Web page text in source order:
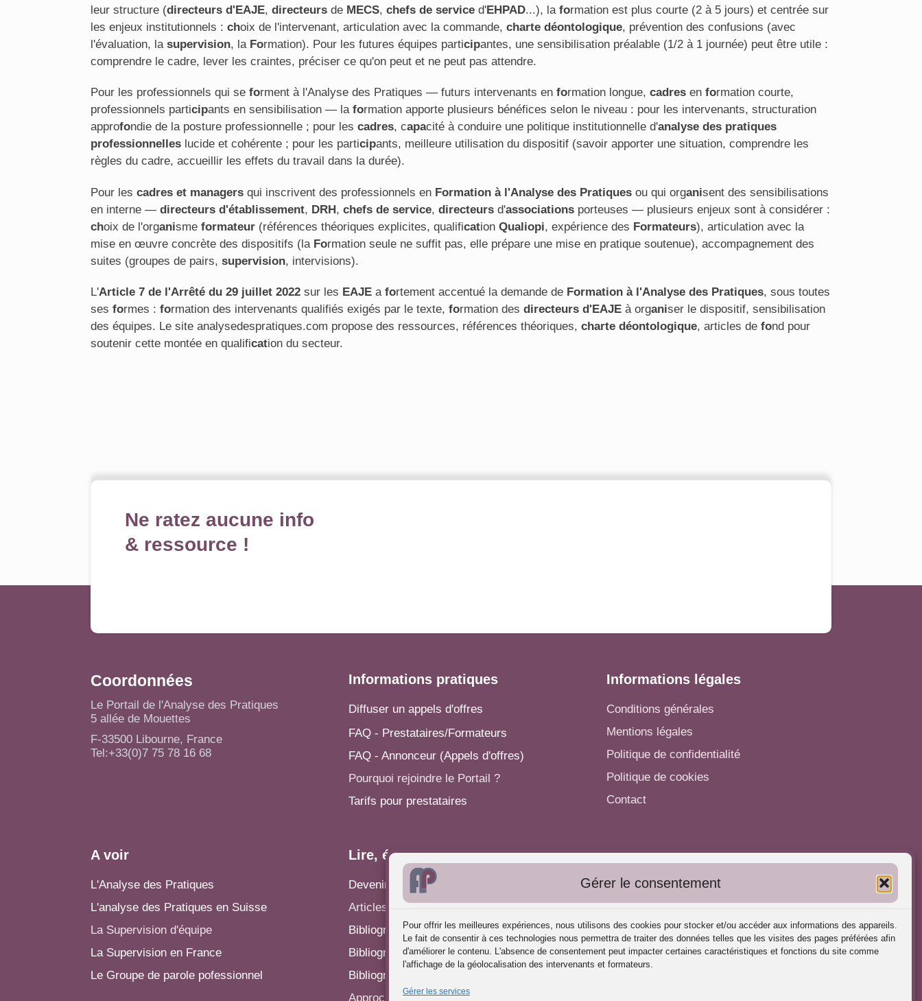
Gérer le consentement
Pour offrir les meilleures expériences, nous utilisons des cookies pour stocker et/ou accéder aux informations des appareils.
Le fait de consentir à ces technologies nous permettra de traiter des données telles que les visites des pages préférées afin
d'améliorer le contenu. L'absence de consentement peut impacter certaines caractéristiques et fonctions du site comme
l'affichage de la géolocalisation des intervenants et formateurs.
Gérer les services
leur structure (directeurs d'EAJE, directeurs de MECS, chefs de service d'EHPAD...), la formation est plus courte (2 à 5 jours) et centrée sur
les enjeux institutionnels : choix de l'intervenant, articulation avec la commande, charte déontologique, prévention des confusions (avec
l'évaluation, la supervision, la Formation). Pour les futures équipes participantes, une sensibilisation préalable (1/2 à 1 journée) peut être utile :
comprendre le cadre, lever les craintes, préciser ce qu'on peut et ne peut pas attendre.
Pour les professionnels qui se forment à l'Analyse des Pratiques — futurs intervenants en formation longue, cadres en formation courte,
professionnels participants en sensibilisation — la formation apporte plusieurs bénéfices selon le niveau : pour les intervenants, structuration
approfondie de la posture professionnelle ; pour les cadres, capacité à conduire une politique institutionnelle d'analyse des pratiques
professionnelles lucide et cohérente ; pour les participants, meilleure utilisation du dispositif (savoir apporter une situation, comprendre les
règles du cadre, accueillir les effets du travail dans la durée).
Pour les cadres et managers qui inscrivent des professionnels en Formation à l'Analyse des Pratiques ou qui organisent des sensibilisations
en interne — directeurs d'établissement, DRH, chefs de service, directeurs d'associations porteuses — plusieurs enjeux sont à considérer :
choix de l'organisme formateur (références théoriques explicites, qualification Qualiopi, expérience des Formateurs), articulation avec la
mise en œuvre concrète des dispositifs (la Formation seule ne suffit pas, elle prépare une mise en pratique soutenue), accompagnement des
suites (groupes de pairs, supervision, intervisions).
L'Article 7 de l'Arrêté du 29 juillet 2022 sur les EAJE a fortement accentué la demande de Formation à l'Analyse des Pratiques, sous toutes
ses formes : formation des intervenants qualifiés exigés par le texte, formation des directeurs d'EAJE à organiser le dispositif, sensibilisation
des équipes. Le site analysedespratiques.com propose des ressources, références théoriques, charte déontologique, articles de fond pour
soutenir cette montée en qualification du secteur.
Ne ratez aucune info
& ressource !
Coordonnées
Le Portail de l'Analyse des Pratiques
5 allée de Mouettes
F-33500 Libourne, France
Tel:+33(0)7 75 78 16 68
Informations pratiques
Diffuser un appels d'offres
FAQ - Prestataires/Formateurs
FAQ - Annonceur (Appels d'offres)
Pourquoi rejoindre le Portail ?
Tarifs pour prestataires
Informations légales
Conditions générales
Mentions légales
Politique de confidentialité
Politique de cookies
Contact
A voir
L'Analyse des Pratiques
L'analyse des Pratiques en Suisse
La Supervision d'équipe
La Supervision en France
Le Groupe de parole pofessionnel
Lire, écrire...
Devenir rédacteur
Articles - Actualités
Bibliographie: Analyse des Pratiques
Bibliographie: Supervision
Bibliographie: Autres méthodes
Approches de l'Analyse des pratiques
Autres informations
S'inscrire dans l'Annuaire
Charte déontologique
Références d'intervention